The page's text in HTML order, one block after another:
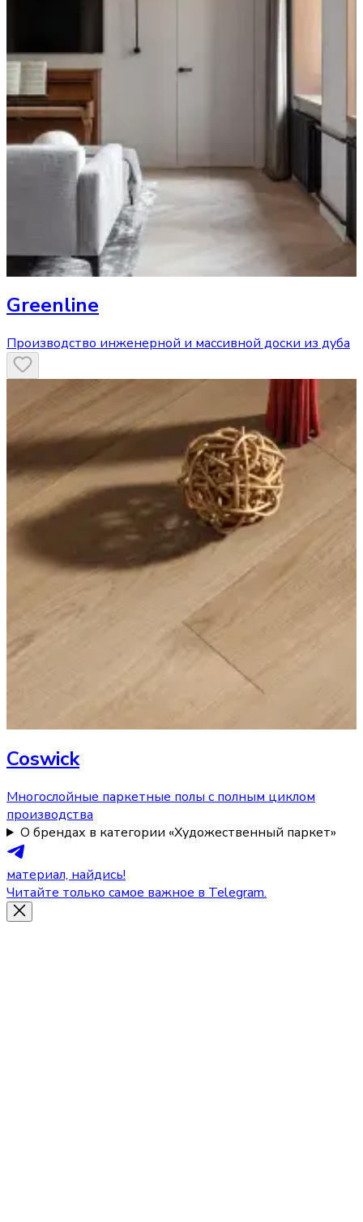
Greenline
Производство инженерной и массивной доски из дуба
Coswick
Многослойные паркетные полы с полным циклом
производства
О брендах в категории «Художественный паркет»
материал, найдись!
Читайте только самое важное в Telegram.